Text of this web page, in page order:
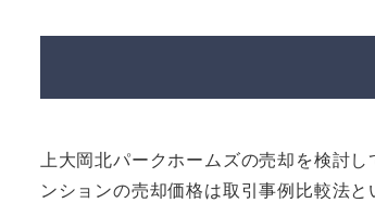
上大岡北パークホームズの売却を検討
ンションの売却価格は取引事例比較法